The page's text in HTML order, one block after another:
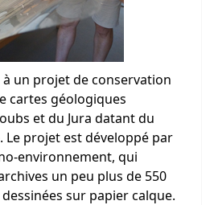
un projet de conservation
cartes géologiques
et du Jura datant du
Le projet est développé par
environnement, qui
un peu plus de 550
sur papier calque.